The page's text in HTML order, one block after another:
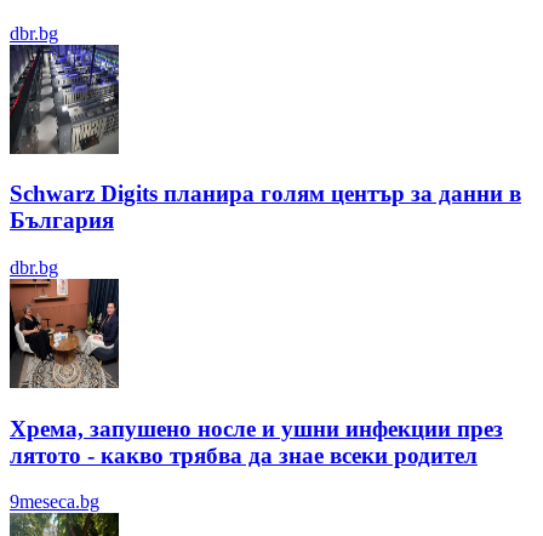
dbr.bg
Schwarz Digits планира голям център за данни в
България
dbr.bg
Хрема, запушено носле и ушни инфекции през
лятотo - какво трябва да знае всеки родител
9meseca.bg